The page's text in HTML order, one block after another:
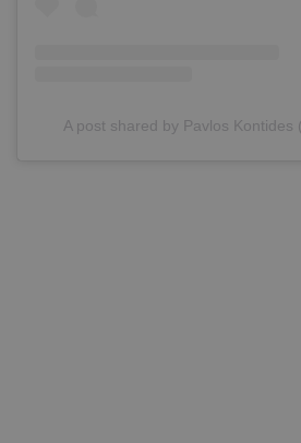
A post shared by Pavlos Kontides